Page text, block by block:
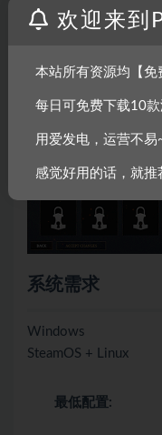
系统需求
Windows
SteamOS + Linux
最低配置:
欢迎来到
本站所有资源均【
每日可免费下载10
用爱发电，运营不易
感觉好用的话，就